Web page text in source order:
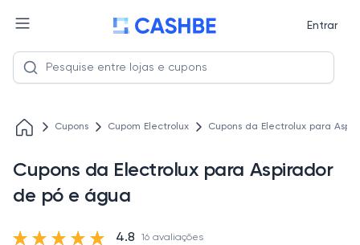
Entrar
Cupons Cupom Electrolux Cupons da Electrolux para
Cupons da Electrolux para Aspirador
de pó e água
4.8 16 avaliações